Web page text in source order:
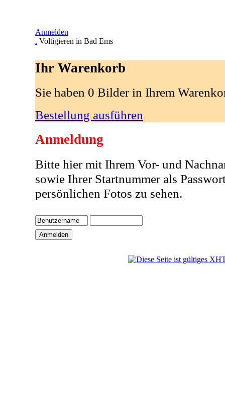
Anmelden
. Voltigieren in Bad Ems
Ihr Warenkorb
Sie haben 0 Bilder in Ihrem
Bestellung ausführen
Anmeldung
Bitte hier mit Ihrem Vor- und
sowie Ihrer Startnummer als
persönlichen Fotos zu sehen.